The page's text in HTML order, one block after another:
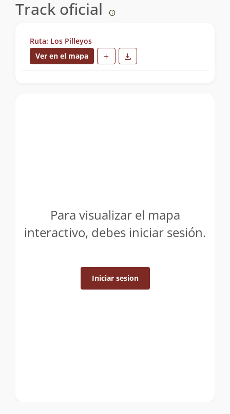
Track oficial
Ruta: Los Pilleyos
Ver en el mapa
Para visualizar el mapa
interactivo, debes iniciar sesión.
Iniciar sesion